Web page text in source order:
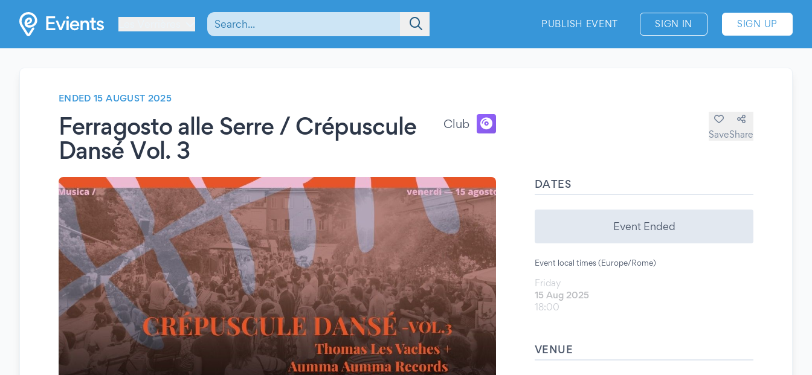
PUBLISH EVENT SIGN IN SIGN UP
ENDED 15 AUGUST 2025
Ferragosto alle Serre / Crépuscule
Dansé Vol. 3
Club
SaveShare
DATES
Event Ended
Event local times (Europe/Rome)
Friday
15 Aug 2025
18:00
VENUE